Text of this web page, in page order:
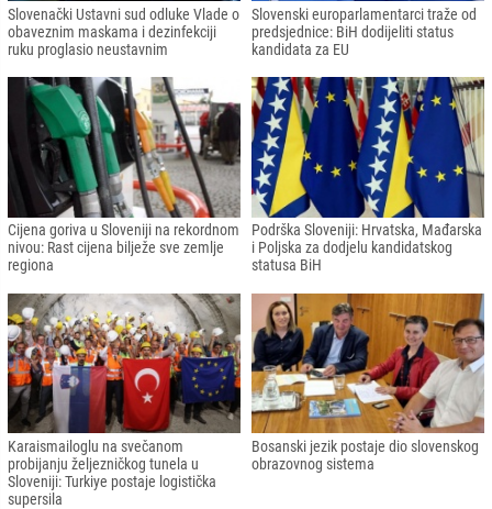
Slovenački Ustavni sud odluke Vlade o
obaveznim maskama i dezinfekciji
ruku proglasio neustavnim
Slovenski europarlamentarci traže od
predsjednice: BiH dodijeliti status
kandidata za EU
Cijena goriva u Sloveniji na rekordnom
nivou: Rast cijena bilježe sve zemlje
regiona
Podrška Sloveniji: Hrvatska, Mađarska
i Poljska za dodjelu kandidatskog
statusa BiH
Karaismailoglu na svečanom
probijanju željezničkog tunela u
Sloveniji: Turkiye postaje logistička
supersila
Bosanski jezik postaje dio slovenskog
obrazovnog sistema